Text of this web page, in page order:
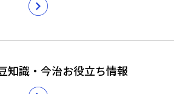
知識・今治お役立ち情報